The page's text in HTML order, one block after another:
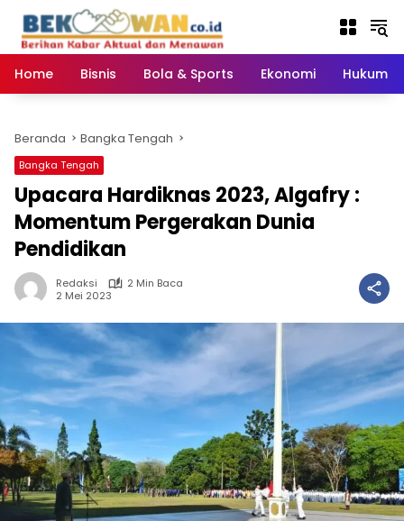
konten
Home
Bisnis Bola & Sports Ekonomi Hukum
Beranda Bangka Tengah
Bangka Tengah
Upacara Hardiknas 2023, Algafry :
Momentum Pergerakan Dunia
Pendidikan
Redaksi
2 Min Baca
2 Mei 2023